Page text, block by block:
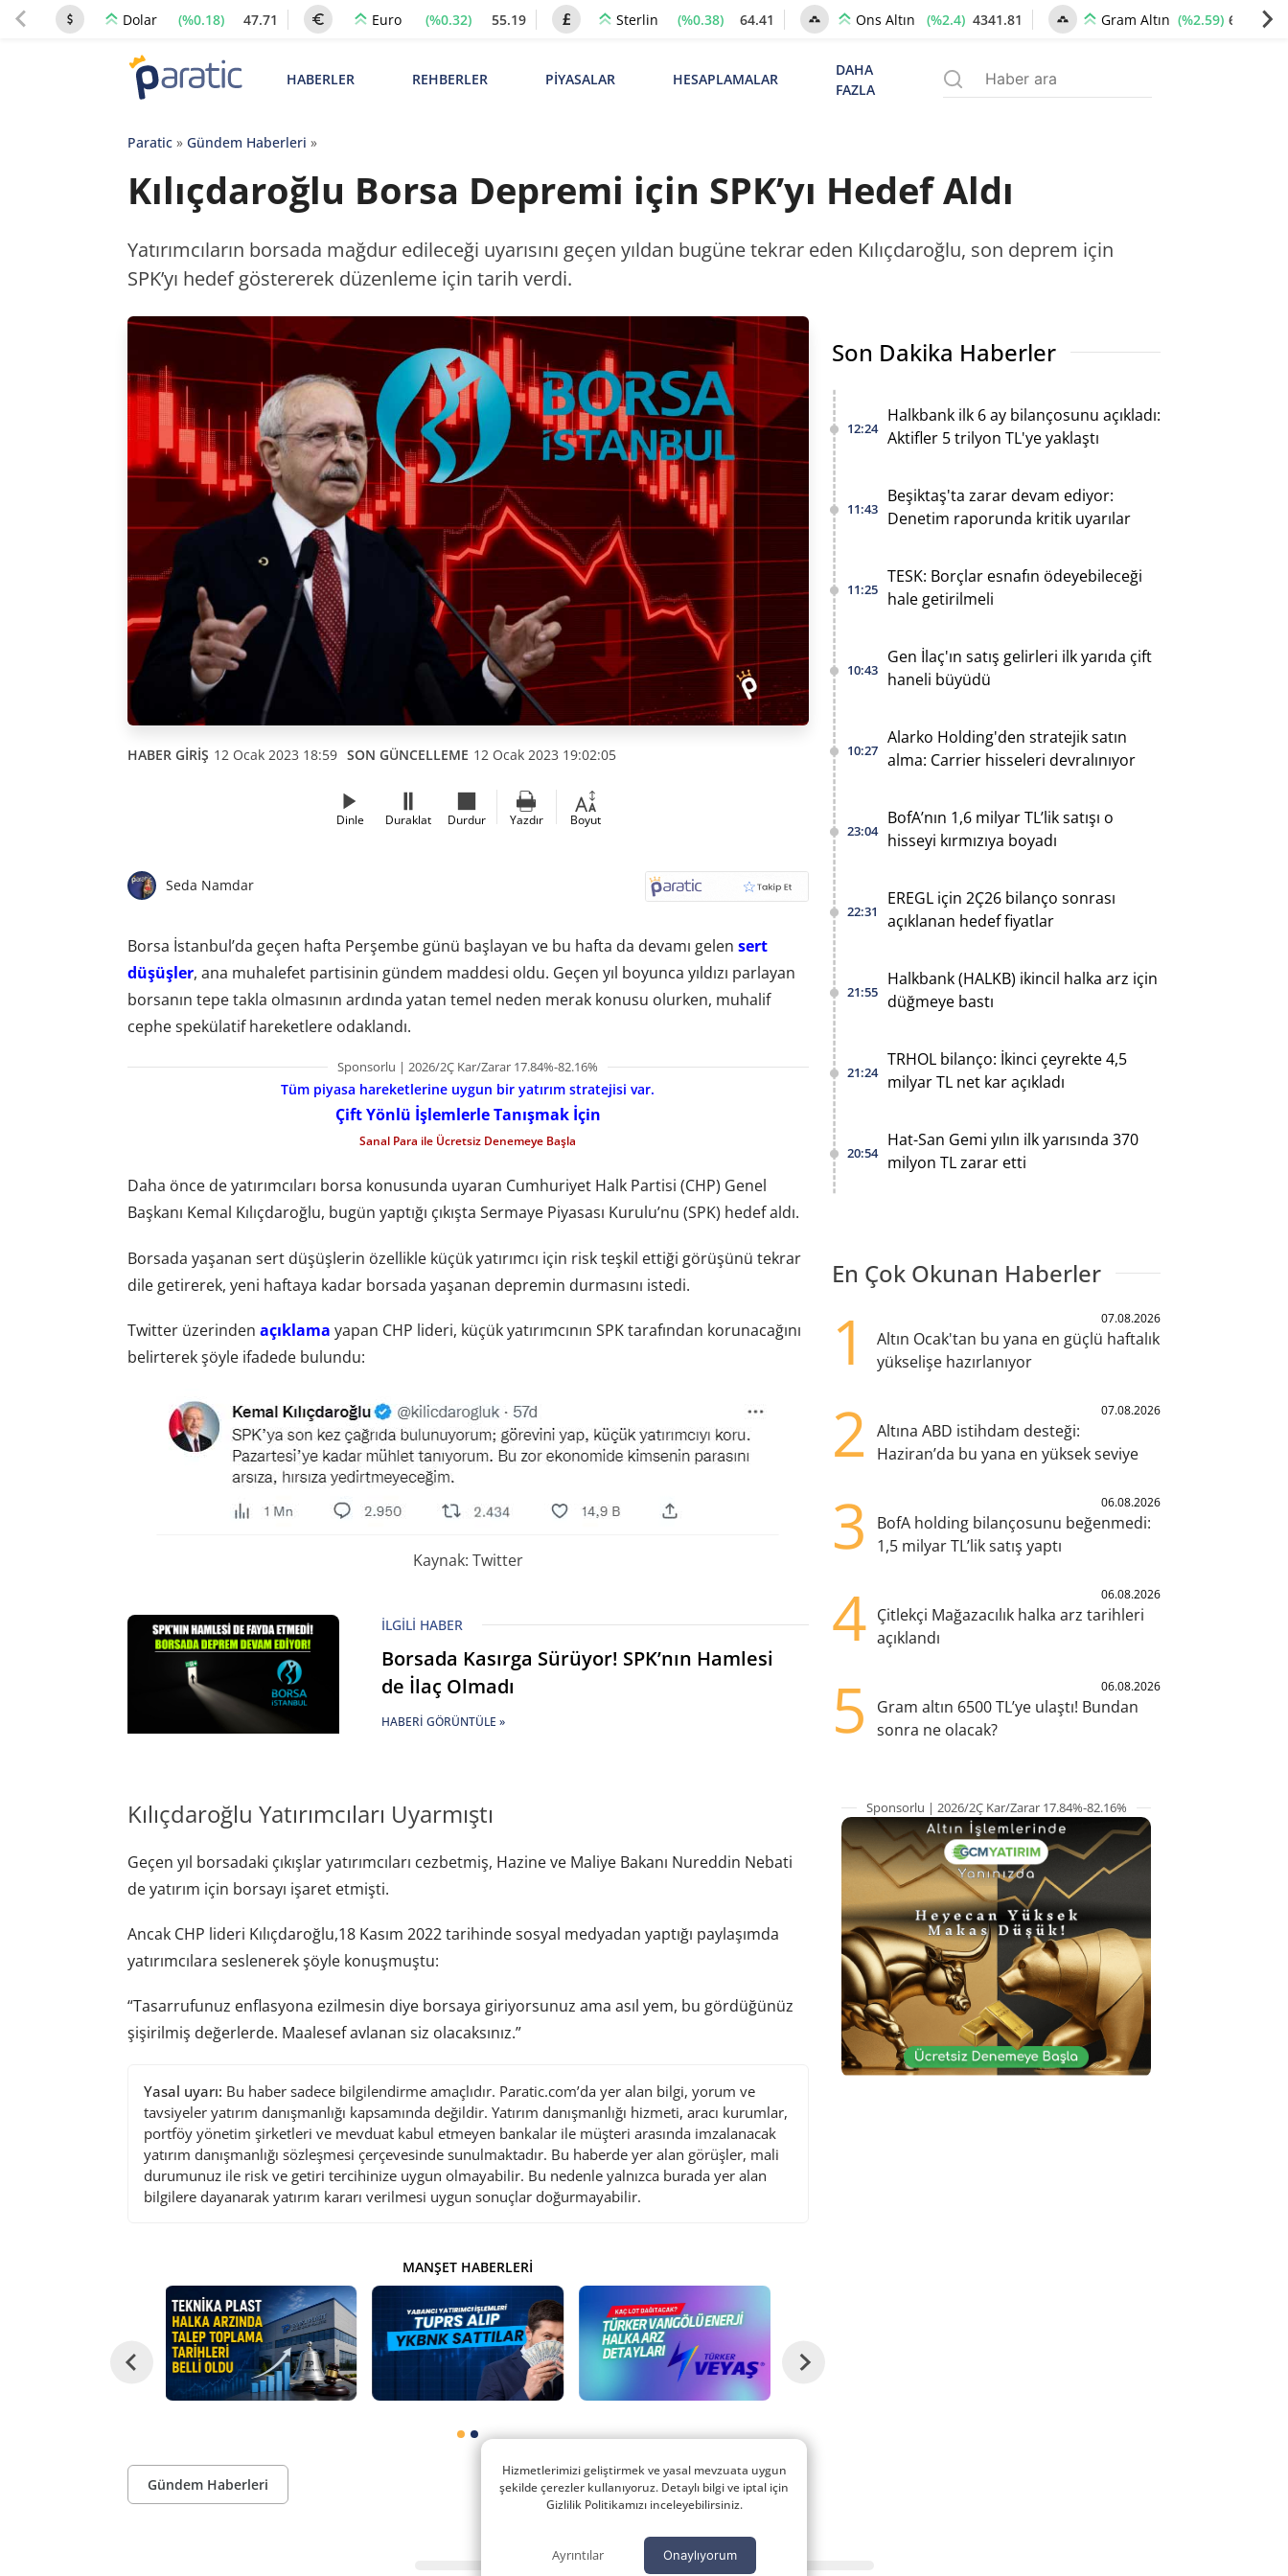
Dolar (%0.18) 47.71 Euro (%0.32) 55.19 Sterlin (%0.38) 64.41 Ons Altın (%2.4) 4341.81 Gram Altın (%2.59) 6660.55
HABERLER REHBERLER PİYASALAR HESAPLAMALAR
DAHA
FAZLA
Paratic» Gündem Haberleri »
Kılıçdaroğlu Borsa Depremi için SPK’yı Hedef Aldı
Yatırımcıların borsada mağdur edileceği uyarısını geçen yıldan bugüne tekrar eden Kılıçdaroğlu, son deprem için
SPK’yı hedef göstererek düzenleme için tarih verdi.
HABER GİRİŞ 12 Ocak 2023 18:59 SON GÜNCELLEME 12 Ocak 2023 19:02:05
Dinle Duraklat Durdur Yazdır Boyut
Seda Namdar
Borsa İstanbul’da geçen hafta Perşembe günü başlayan ve bu hafta da devamı gelen sert
düşüşler, ana muhalefet partisinin gündem maddesi oldu. Geçen yıl boyunca yıldızı parlayan
borsanın tepe takla olmasının ardında yatan temel neden merak konusu olurken, muhalif
cephe spekülatif hareketlere odaklandı.
Sponsorlu | 2026/2Ç Kar/Zarar 17.84%-82.16%
Tüm piyasa hareketlerine uygun bir yatırım stratejisi var.
Çift Yönlü İşlemlerle Tanışmak İçin
Sanal Para ile Ücretsiz Denemeye Başla
Daha önce de yatırımcıları borsa konusunda uyaran Cumhuriyet Halk Partisi (CHP) Genel
Başkanı Kemal Kılıçdaroğlu, bugün yaptığı çıkışta Sermaye Piyasası Kurulu’nu (SPK) hedef aldı.
Borsada yaşanan sert düşüşlerin özellikle küçük yatırımcı için risk teşkil ettiği görüşünü tekrar
dile getirerek, yeni haftaya kadar borsada yaşanan depremin durmasını istedi.
Twitter üzerinden açıklama yapan CHP lideri, küçük yatırımcının SPK tarafından korunacağını
belirterek şöyle ifadede bulundu:
Kaynak: Twitter
İLGILI HABER
Borsada Kasırga Sürüyor! SPK’nın Hamlesi
de İlaç Olmadı
HABERI GÖRÜNTÜLE »
Kılıçdaroğlu Yatırımcıları Uyarmıştı
Geçen yıl borsadaki çıkışlar yatırımcıları cezbetmiş, Hazine ve Maliye Bakanı Nureddin Nebati
de yatırım için borsayı işaret etmişti.
Ancak CHP lideri Kılıçdaroğlu,18 Kasım 2022 tarihinde sosyal medyadan yaptığı paylaşımda
yatırımcılara seslenerek şöyle konuşmuştu:
“Tasarrufunuz enflasyona ezilmesin diye borsaya giriyorsunuz ama asıl yem, bu gördüğünüz
şişirilmiş değerlerde. Maalesef avlanan siz olacaksınız.”
Yasal uyarı: Bu haber sadece bilgilendirme amaçlıdır. Paratic.com’da yer alan bilgi, yorum ve
tavsiyeler yatırım danışmanlığı kapsamında değildir. Yatırım danışmanlığı hizmeti, aracı kurumlar,
portföy yönetim şirketleri ve mevduat kabul etmeyen bankalar ile müşteri arasında imzalanacak
yatırım danışmanlığı sözleşmesi çerçevesinde sunulmaktadır. Bu haberde yer alan görüşler, mali
durumunuz ile risk ve getiri tercihinize uygun olmayabilir. Bu nedenle yalnızca burada yer alan
bilgilere dayanarak yatırım kararı verilmesi uygun sonuçlar doğurmayabilir.
MANŞET HABERLERI
Gündem Haberleri
Son Dakika Haberler
12:24
Halkbank ilk 6 ay bilançosunu açıkladı:
Aktifler 5 trilyon TL'ye yaklaştı
11:43
Beşiktaş'ta zarar devam ediyor:
Denetim raporunda kritik uyarılar
11:25
TESK: Borçlar esnafın ödeyebileceği
hale getirilmeli
10:43
Gen İlaç'ın satış gelirleri ilk yarıda çift
haneli büyüdü
10:27
Alarko Holding'den stratejik satın
alma: Carrier hisseleri devralınıyor
23:04
BofA’nın 1,6 milyar TL’lik satışı o
hisseyi kırmızıya boyadı
22:31
EREGL için 2Ç26 bilanço sonrası
açıklanan hedef fiyatlar
21:55
Halkbank (HALKB) ikincil halka arz için
düğmeye bastı
21:24
TRHOL bilanço: İkinci çeyrekte 4,5
milyar TL net kar açıkladı
20:54
Hat-San Gemi yılın ilk yarısında 370
milyon TL zarar etti
En Çok Okunan Haberler
1 07.08.2026
Altın Ocak'tan bu yana en güçlü haftalık
yükselişe hazırlanıyor
2 07.08.2026
Altına ABD istihdam desteği:
Haziran’da bu yana en yüksek seviye
3 06.08.2026
BofA holding bilançosunu beğenmedi:
1,5 milyar TL’lik satış yaptı
4 06.08.2026
Çitlekçi Mağazacılık halka arz tarihleri
açıklandı
5 06.08.2026
Gram altın 6500 TL’ye ulaştı! Bundan
sonra ne olacak?
Sponsorlu | 2026/2Ç Kar/Zarar 17.84%-82.16%
Hizmetlerimizi geliştirmek ve yasal mevzuata uygun
şekilde çerezler kullanıyoruz. Detaylı bilgi ve iptal için
Gizlilik Politikamızı inceleyebilirsiniz.
Ayrıntılar Onaylıyorum